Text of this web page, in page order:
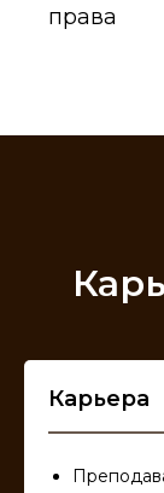
права
Карьера